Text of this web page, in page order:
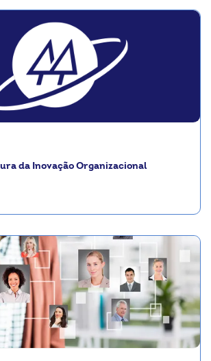
da Inovação Organizacional